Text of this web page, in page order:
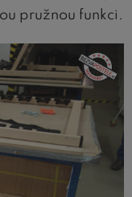
pružnou funkci.